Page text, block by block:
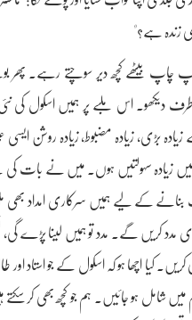
زندہ ہے؟"
چاپ بیٹھے کچھ دیر سوچتے رہے۔ پھر
دیکھو۔ اس ملبے پر ہمیں اسکول کی
بڑی، زیادہ مضبوط، زیادہ روشن
زیادہ سہولتیں ہوں۔ میں نے بات کی
بنانے کے لیے ہمیں سرکاری امداد
مدد کریں گے۔ مدد تو ہمیں لینا پڑے گی،
کیا اچھا ہو کہ اسکول کے جو استاد اور
شامل ہو جائیں۔ ہم جو کچھ بھی کر سکتے